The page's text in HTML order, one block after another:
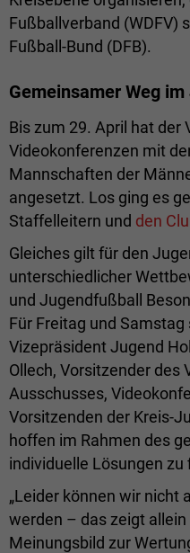
Fußballverband (WDFV)
Fußball-Bund (DFB).
Gemeinsamer Weg
Bis zum 29. April hat der
Videokonferenzen mit
Mannschaften der
angesetzt. Los ging es
Staffelleitern und den
Gleiches gilt für den
unterschiedlicher
und Jugendfußball
Für Freitag und
Vizepräsident Jugend
Ollech, Vorsitzender des
Ausschusses,
Vorsitzenden der Kreis-
hoffen im Rahmen des
individuelle Lösungen zu
„Leider können wir nicht
werden – das zeigt
Meinungsbild zur